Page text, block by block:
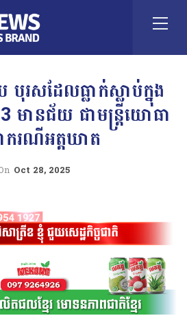
រសដែលធ្លាក់ស្លាប់ក្នុង
មានជ័យ ជាមន្ត្រីយោធា
ករណីអត្តឃាត
Oct 28, 2025